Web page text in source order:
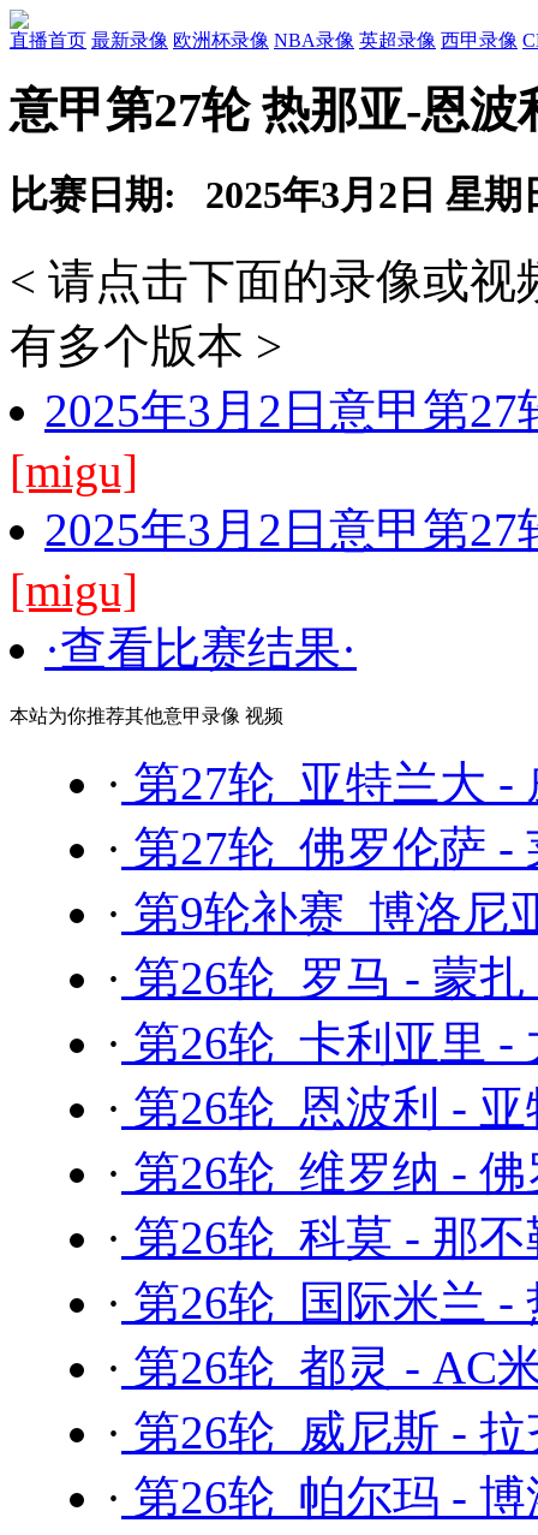
直播首页 最新录像 欧洲杯录像 NBA录像 英超录像 西甲录像
意甲第27轮 热那亚-恩
比赛日期: 2025年3月2日 星期
< 请点击下面的录像或
有多个版本 >
2025年3月2日意甲第
[migu]
2025年3月2日意甲第
[migu]
·查看比赛结果·
本站为你推荐其他意甲录像 视频
· 第27轮 亚特兰大 -
· 第27轮 佛罗伦萨 -
· 第9轮补赛 博洛尼
· 第26轮 罗马 - 蒙扎
· 第26轮 卡利亚里 -
· 第26轮 恩波利 -
· 第26轮 维罗纳 -
· 第26轮 科莫 - 那
· 第26轮 国际米兰 -
· 第26轮 都灵 - AC
· 第26轮 威尼斯 -
· 第26轮 帕尔玛 -